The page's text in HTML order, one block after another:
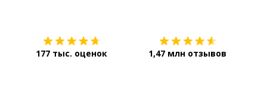
177 тыс. оценок 1,47 млн отзывов